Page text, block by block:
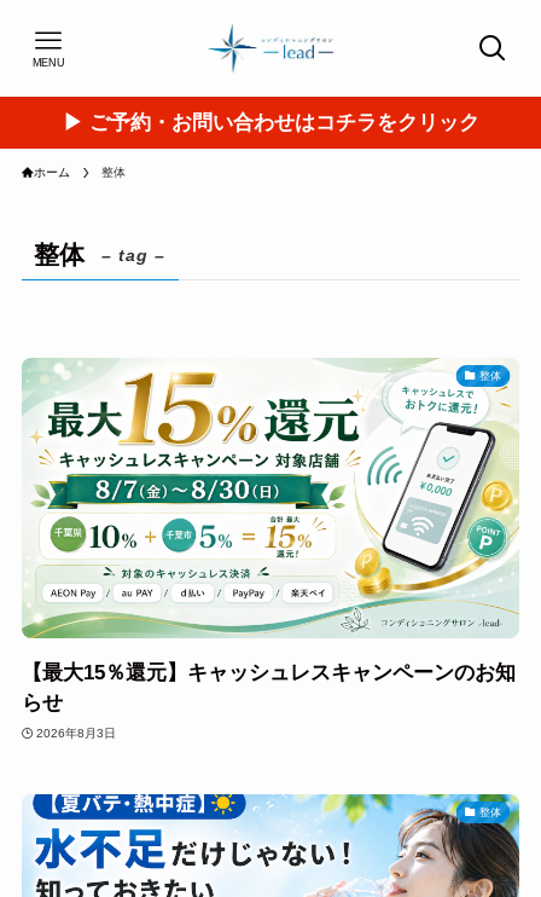
MENU
▶︎ ご予約・お問い合わせはコチラをクリック
ホーム 整体
整体 – tag –
整体
【最大15％還元】キャッシュレスキャンペーンのお知
らせ
2026年8月3日
整体